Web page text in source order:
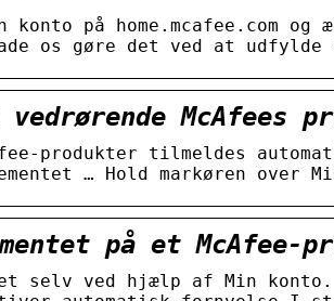
konto på home.mcafee.com
os gøre det ved at udfylde
McAfees
produkter tilmeldes
… Hold markøren over
på et McAfee-
selv ved hjælp af Min